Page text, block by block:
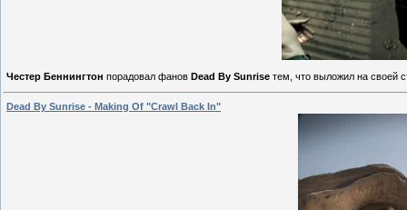
Честер Беннингтон порадовал фанов Dead By Sunrise тем, что выложил на своей
Dead By Sunrise - Making Of "Crawl Back In"